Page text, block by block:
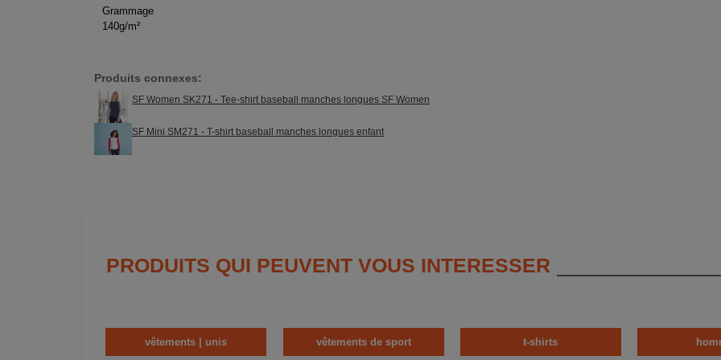
Grammage
140g/m²
Produits connexes:
SF Women SK271 - Tee-shirt baseball manches longues SF Women
SF Mini SM271 - T-shirt baseball manches longues enfant
PRODUITS QUI PEUVENT VOUS INTERESSER
vêtements | unis vêtements de sport t-shirts